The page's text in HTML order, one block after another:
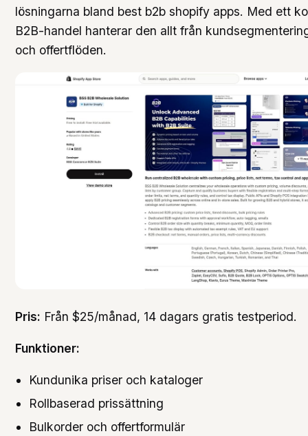
lösningarna bland best b2b shopify apps. Med ett
B2B-handel hanterar den allt från
och offertflöden.
Pris: Från $25/månad, 14 dagars gratis testperiod.
Funktioner:
Kundunika priser och kataloger
Rollbaserad prissättning
Bulkorder och offertformulär